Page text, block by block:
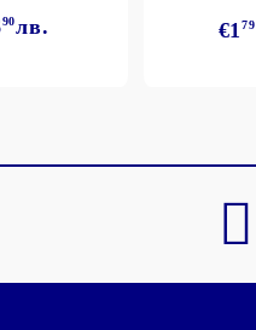
90лв. €179